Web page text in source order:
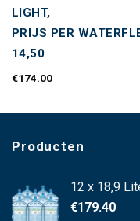
LIGHT,
PRIJS PER
14,50
€174.00
Producten
12 x 18,9
€179.40